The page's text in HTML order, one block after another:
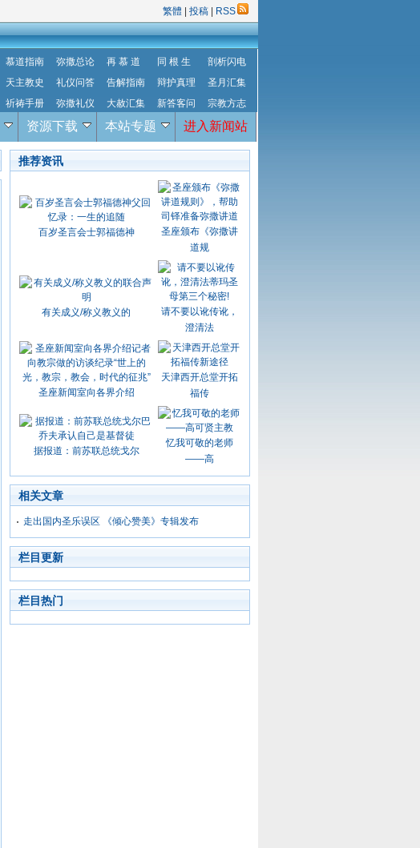
繁體 投稿 RSS
慕道指南 弥撒总论 再 慕 道 同 根 生
剖析闪电
天主教史 礼仪问答 告解指南 辩护真理
圣月汇集
祈祷手册 弥撒礼仪 大赦汇集 新答客问 宗教方志
资源下载 本站专题 进入新闻站
推荐资讯
百岁圣言会士郭福德神
圣座颁布《弥撒讲
道规
有关成义/称义教义的
请不要以讹传讹，
澄清法
圣座新闻室向各界介绍
天津西开总堂开拓
福传
据报道：前苏联总统戈尔
忆我可敬的老师
——高
相关文章
走出国内圣乐误区 《倾心赞美》专辑发布
栏目更新
栏目热门